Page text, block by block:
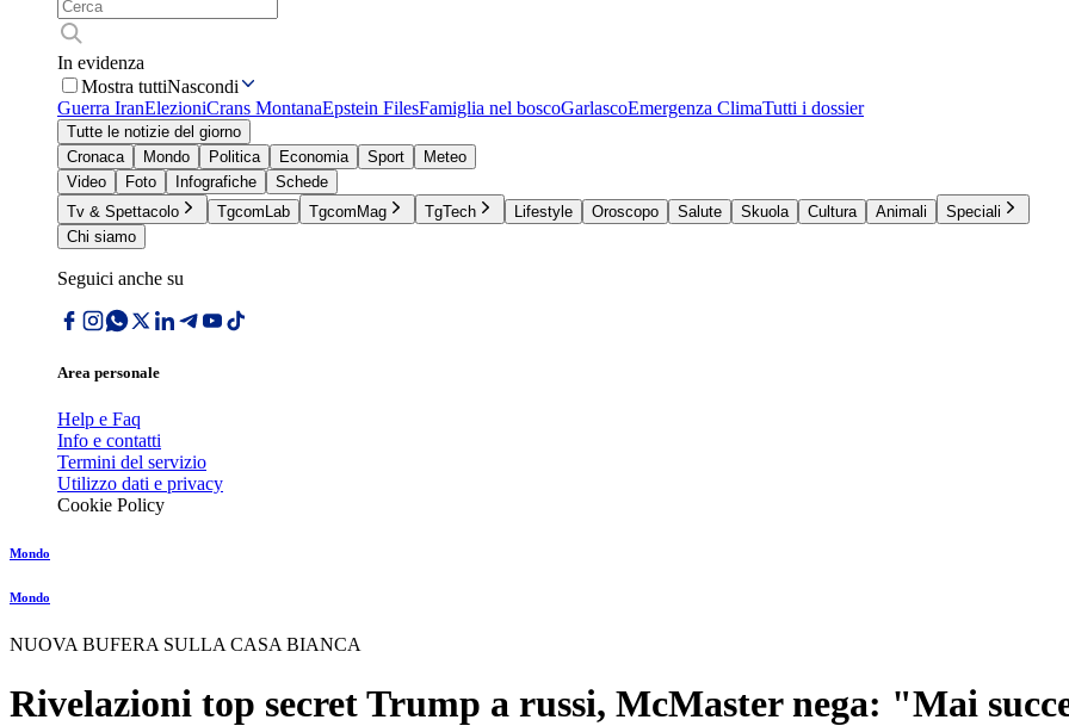
In evidenza
Mostra tuttiNascondi
Guerra IranElezioniCrans MontanaEpstein FilesFamiglia nel boscoGarlascoEmergenza ClimaTutti i dossier
Tutte le notizie del giorno
Cronaca
Mondo Politica Economia Sport
Meteo
Video
Foto Infografiche
Schede
Tv & Spettacolo
TgcomLab TgcomMag TgTech Lifestyle Oroscopo Salute Skuola Cultura Animali
Speciali
Chi siamo
Seguici anche su
Area personale
Help e Faq
Info e contatti
Termini del servizio
Utilizzo dati e privacy
Cookie Policy
Mondo
Mondo
NUOVA BUFERA SULLA CASA BIANCA
Rivelazioni top secret Trump a russi, McMaster nega: "Mai